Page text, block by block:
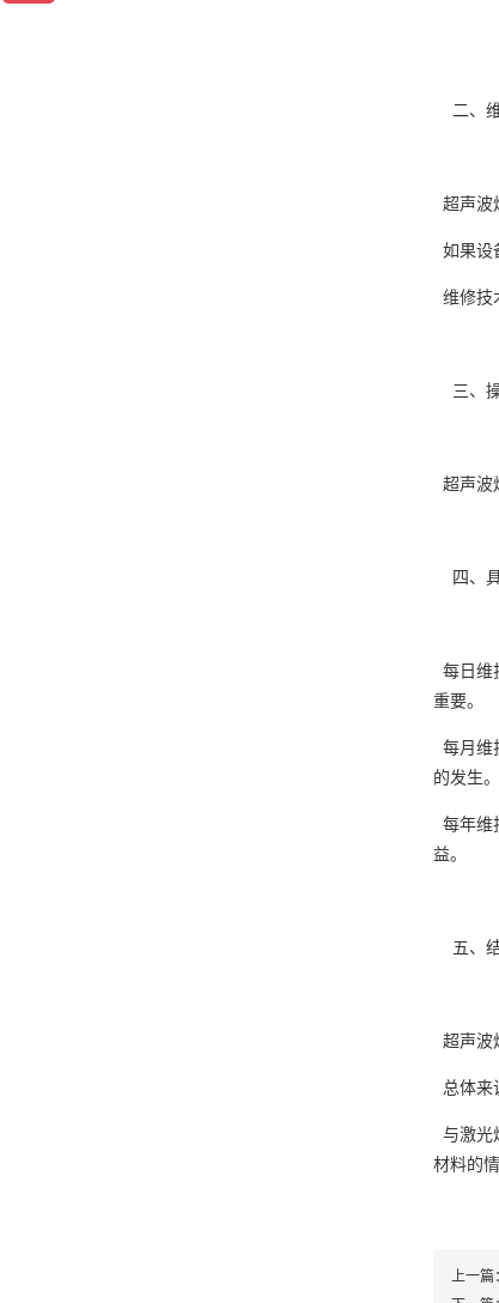
二、
超声波
如果设
维修技
三、
超声波
四、
每日维
重要。
每月维
的发生。
每年维
益。
五、
超声波
总体来
与激光
材料的
上一篇：